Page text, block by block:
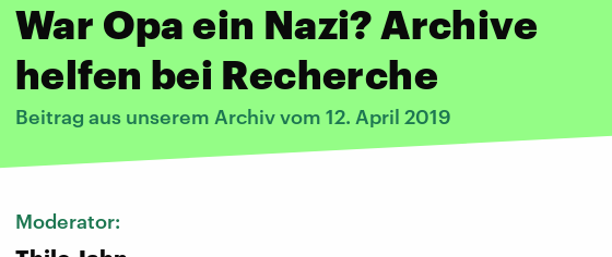
War Opa ein Nazi? Archive
helfen bei Recherche
Beitrag aus unserem Archiv vom 12. April 2019
Moderator: